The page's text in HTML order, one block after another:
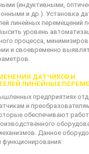
(индуктивными,
и др.). Установка
линейных перемещений
уровень
процесса,
и своевременно
ДАТЧИКОВ И
ЛИНЕЙНЫХ
предприятиях
и
обеспечивают
Данное